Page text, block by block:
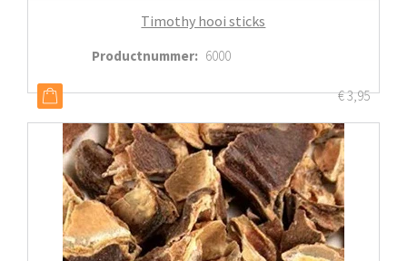
Timothy hooi sticks
Productnummer: 6000
€3,95